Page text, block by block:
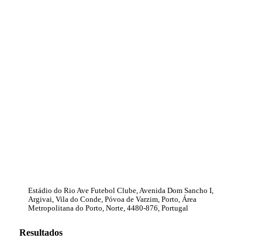
Estádio do Rio Ave Futebol Clube, Avenida Dom Sancho I,
Argivai, Vila do Conde, Póvoa de Varzim, Porto, Área
Metropolitana do Porto, Norte, 4480-876, Portugal
Resultados